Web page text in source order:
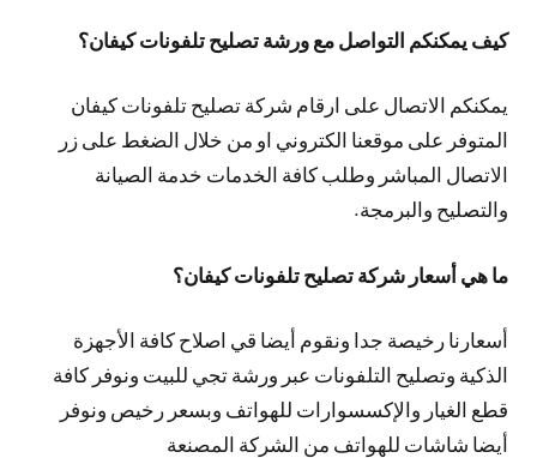
كيف يمكنكم التواصل مع ورشة تصليح تلفونات كيفان؟
يمكنكم الاتصال على ارقام شركة تصليح تلفونات كيفان
المتوفر على موقعنا الكتروني او من خلال الضغط على زر
الاتصال المباشر وطلب كافة الخدمات خدمة الصيانة
والتصليح والبرمجة.
ما هي أسعار شركة تصليح تلفونات كيفان؟
أسعارنا رخيصة جدا ونقوم أيضا قي اصلاح كافة الأجهزة
الذكية وتصليح التلفونات عبر ورشة تجي للبيت ونوفر كافة
قطع الغيار والإكسسوارات للهواتف وبسعر رخيص ونوفر
أيضا شاشات للهواتف من الشركة المصنعة